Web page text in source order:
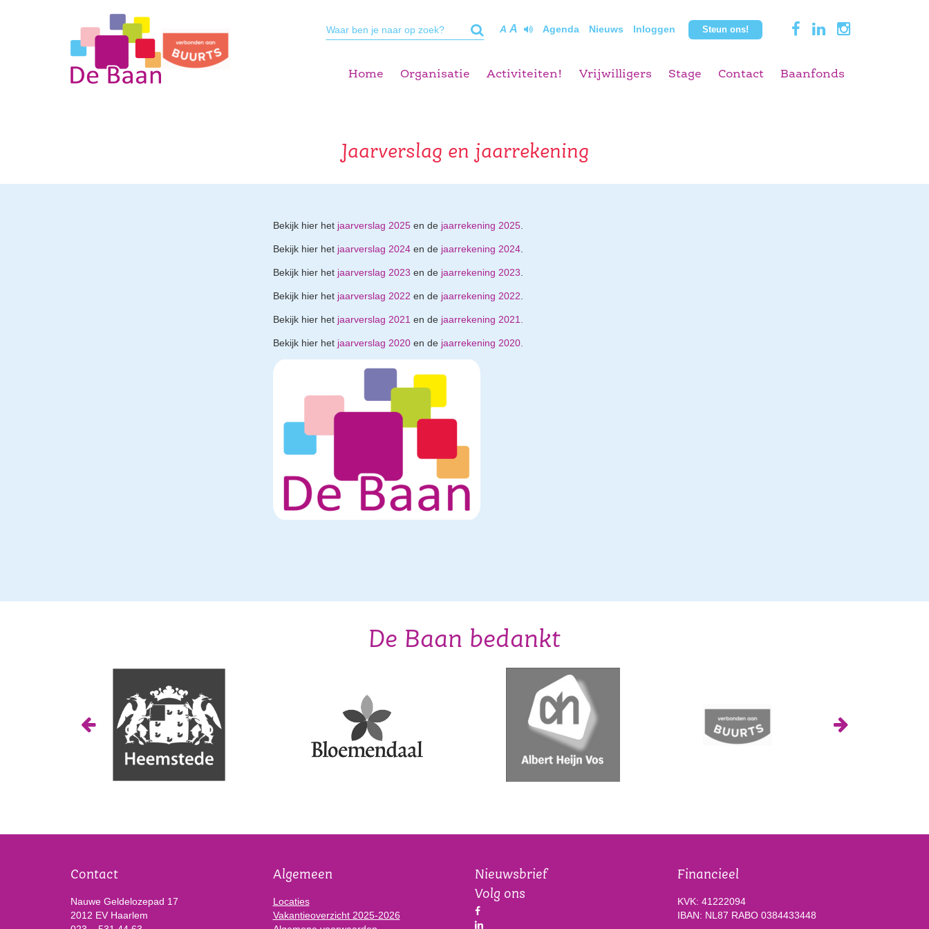
A A Agenda Nieuws Inloggen Steun ons!
Home Organisatie Activiteiten! Vrijwilligers Stage Contact Baanfonds
Jaarverslag en jaarrekening
Bekijk hier het jaarverslag 2025en de jaarrekening 2025.
Bekijk hier het jaarverslag 2024en de jaarrekening 2024.
Bekijk hier het jaarverslag 2023 en de jaarrekening 2023
Bekijk hier het jaarverslag 2022 en de jaarrekening 2022
Bekijk hier het jaarverslag 2021 en de jaarrekening 2021.
Bekijk hier het jaarverslag 2020en de jaarrekening 2020.
De Baan bedankt
Contact
Nauwe Geldelozepad 17
2012 EV Haarlem
Algemeen
Locaties
Vakantieoverzicht 2025-2026
Nieuwsbrief
Volg ons
Financieel
KVK: 41222094
IBAN: NL87 RABO 0384433448